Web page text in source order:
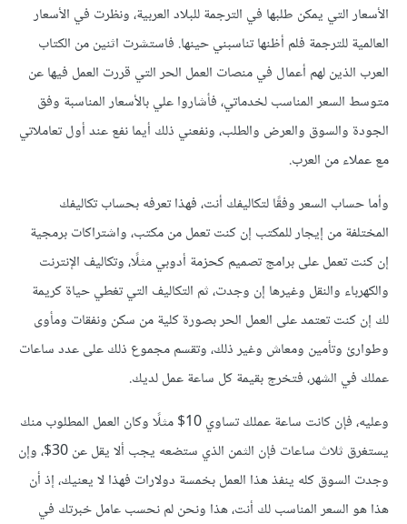
الأسعار التي يمكن طلبها في الترجمة للبلاد العربية، ونظرت في الأسعار
العالمية للترجمة فلم أظنها تناسبني حينها. فاستشرت اثنين من الكتاب
العرب الذين لهم أعمال في منصات العمل الحر التي قررت العمل فيها عن
متوسط السعر المناسب لخدماتي، فأشاروا علي بالأسعار المناسبة وفق
الجودة والسوق والعرض والطلب، ونفعني ذلك أيما نفع عند أول تعاملاتي
مع عملاء من العرب.
وأما حساب السعر وفقًا لتكاليفك أنت، فهذا تعرفه بحساب تكاليفك
المختلفة من إيجار للمكتب إن كنت تعمل من مكتب، واشتراكات برمجية
إن كنت تعمل على برامج تصميم كحزمة أدوبي مثلًا، وتكاليف الإنترنت
والكهرباء والنقل وغيرها إن وجدت، ثم التكاليف التي تغطي حياة كريمة
لك إن كنت تعتمد على العمل الحر بصورة كلية من سكن ونفقات ومأوى
وطوارئ وتأمين ومعاش وغير ذلك، وتقسم مجموع ذلك على عدد ساعات
عملك في الشهر، فتخرج بقيمة كل ساعة عمل لديك.
وعليه، فإن كانت ساعة عملك تساوي 10$ مثلًا وكان العمل المطلوب منك
يستغرق ثلاث ساعات فإن الثمن الذي ستضعه يجب ألا يقل عن 30$، وإن
وجدت السوق كله ينفذ هذا العمل بخمسة دولارات فهذا لا يعنيك، إذ أن
هذا هو السعر المناسب لك أنت، هذا ونحن لم نحسب عامل خبرتك في